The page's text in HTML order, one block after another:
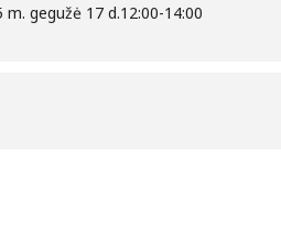
m. gegužė 17 d.12:00-14:00